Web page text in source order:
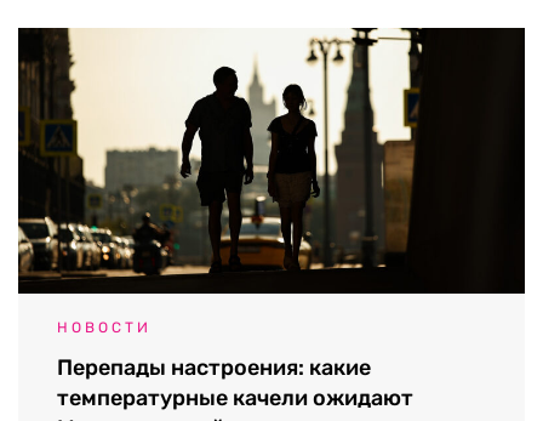
НОВОСТИ
Перепады настроения: какие
температурные качели ожидают